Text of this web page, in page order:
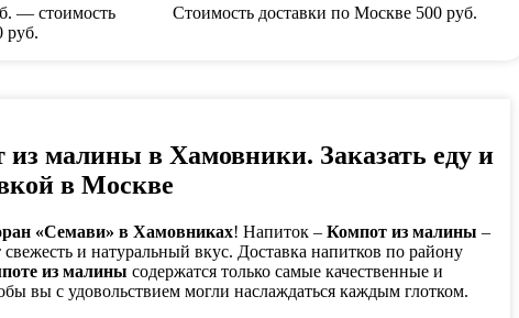
— стоимость
руб.
Стоимость доставки по Москве 500 руб.
из малины в Хамовники. Заказать еду и
в Москве
«Семави» в Хамовниках! Напиток – Компот из малины –
свежесть и натуральный вкус. Доставка напитков по району
из малины содержатся только самые качественные и
вы с удовольствием могли наслаждаться каждым глотком.